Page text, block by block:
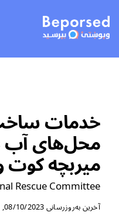
خدمات
محل‌های آب
میربچه کوت
Rescue Committee
آخرین به‌روزرسانی08/10/2023, 09:23 pm